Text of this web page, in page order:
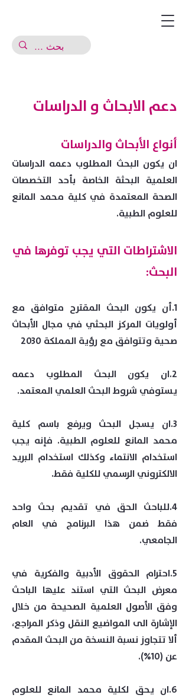
دعم الابحاث و الدراسات
أنواع الأبحاث والدراسات
ان يكون البحث المطلوب دعمه الدراسات
العلمية البحثة الخاصة بأحد التخصصات
الصحة المعتمدة في كلية محمد المانع
للعلوم الطبية.
الاشتراطات التي يجب توفرها في
البحث:
1.أن يكون البحث المقترح
متوافق مع
أولويات المركز البحثي في مجال الأبحاث
صحية وتتوافق مع رؤية المملكة 2030
2.ان يكون البحث المطلوب دعمه
يستوفي شروط البحث العلمي المعتمد.
3.ان يسجل البحث ويرفع باسم كلية
محمد المانع للعلوم الطبية. فإنه يجب
استخدام الانتماء وكذلك استخدام البريد
الالكتروني الرسمي للكلية فقط.
4.للباحث الحق في تقديم بحث واحد
فقط ضمن هذا البرنامج في العام
الجامعي.
5.احترام الحقوق الأدبية والفكرية في
معرض البحث التي استند عليها الباحث
وفق الأصول العلمية الصحيحة من خلال
الإشارة الى المواضيع النقل وذكر المراجع،
ألا تتجاوز نسبة النسخة من البحث المقدم
عن (10%).
6.ان يحق لكلية محمد المانع للعلوم